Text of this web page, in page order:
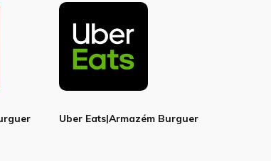
Uber Eats|Armazém Burguer